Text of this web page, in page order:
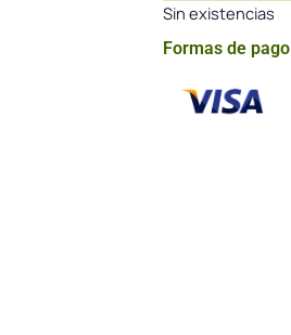
Sin existencias
Formas de pago